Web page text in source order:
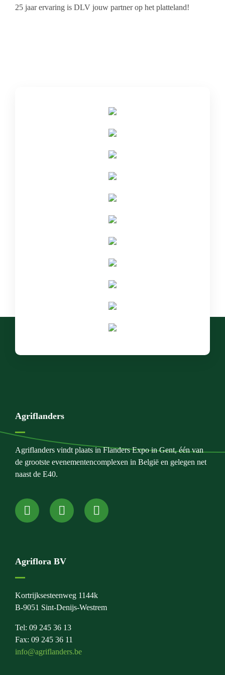
25 jaar ervaring is DLV jouw partner op het platteland!
Agriflanders
Agriflanders vindt plaats in Flanders Expo in Gent, één van
de grootste evenementencomplexen in België en gelegen net
naast de E40.
Agriflora BV
Kortrijksesteenweg 1144k
B-9051 Sint-Denijs-Westrem
Tel: 09 245 36 13
Fax: 09 245 36 11
info@agriflanders.be